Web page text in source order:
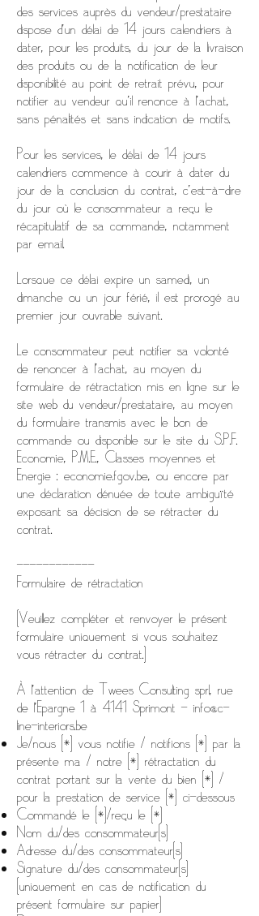
des services auprès du vendeur/prestataire
dispose d’un délai de 14 jours calendriers à
dater, pour les produits, du jour de la livraison
des produits ou de la notification de leur
disponibilité au point de retrait prévu, pour
notifier au vendeur qu’il renonce à l’achat,
sans pénalités et sans indication de motifs.
Pour les services, le délai de 14 jours
calendriers commence à courir à dater du
jour de la conclusion du contrat, c’est-à-dire
du jour où le consommateur a reçu le
récapitulatif de sa commande, notamment
par email.
Lorsque ce délai expire un samedi, un
dimanche ou un jour férié, il est prorogé au
premier jour ouvrable suivant.
Le consommateur peut notifier sa volonté
de renoncer à l’achat, au moyen du
formulaire de rétractation mis en ligne sur le
site web du vendeur/prestataire, au moyen
du formulaire transmis avec le bon de
commande ou disponible sur le site du S.P.F.
Economie, P.M.E., Classes moyennes et
Energie : economie.fgov.be, ou encore par
une déclaration dénuée de toute ambiguïté
exposant sa décision de se rétracter du
contrat.
------------
Formulaire de rétractation
(Veuillez compléter et renvoyer le présent
formulaire uniquement si vous souhaitez
vous rétracter du contrat.)
À l'attention de Twees Consulting sprl, rue
de l'Epargne 1 à 4141 Sprimont - info@c-
line-interiors.be
Je/nous (*) vous notifie / notifions (*) par la
présente ma / notre (*) rétractation du
contrat portant sur la vente du bien (*) /
pour la prestation de service (*) ci-dessous
Commandé le (*)/reçu le (*)
Nom du/des consommateur(s)
Adresse du/des consommateur(s)
Signature du/des consommateur(s)
(uniquement en cas de notification du
présent formulaire sur papier)